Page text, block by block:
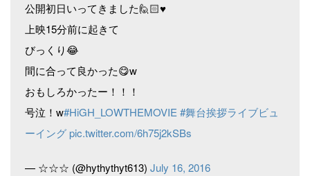
公開初日いってきました🙋🏻♥︎
上映15分前に起きて
びっくり😂
間に合って良かった😋w
おもしろかったー！！！
号泣！w#HiGH_LOWTHEMOVIE#舞台挨拶ライブビュ
ーイングpic.twitter.com/6h75j2kSBs
— ☆☆☆ (@hythythyt613) July 16, 2016